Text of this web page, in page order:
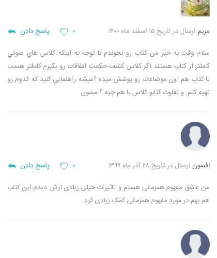
مريم ارسال در تاریخ ۱۵ اسفند ماه ۱۴۰۰ ۰ پاسخ دادن
سلام وقت به خير من كتاب رو نخوندم با توجه به اينكه كلاس هاي صوتي
كاملتر از كتاب هستند اگر كلاس كشف حكمت اتفاقات رو بگيرم كاملتر هست
يا كتاب هم اون موضاعات رو پوشش ميده ؟‌ميشه راهنمايي كنيد كه كدوم رو
تهيه كنم. و تفاوت كتابو كلاس با هم چيه ؟ ممنون
افسون ارسال در تاریخ ۲۸ آذر ماه ۱۳۹۹ ۰ پاسخ دادن
من عاشق مفهوم همزمانی هستم و تاثیرات خیلی زیادی ازش دیدم.این کتاب
هم بهم در مورد مفهوم همزمانی کمک زیادی کرد.